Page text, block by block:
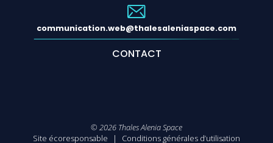
communication.web@thalesaleniaspace.com
CONTACT
© 2026 Thales Alenia Space
Site écoresponsable
Conditions générales d’utilisation